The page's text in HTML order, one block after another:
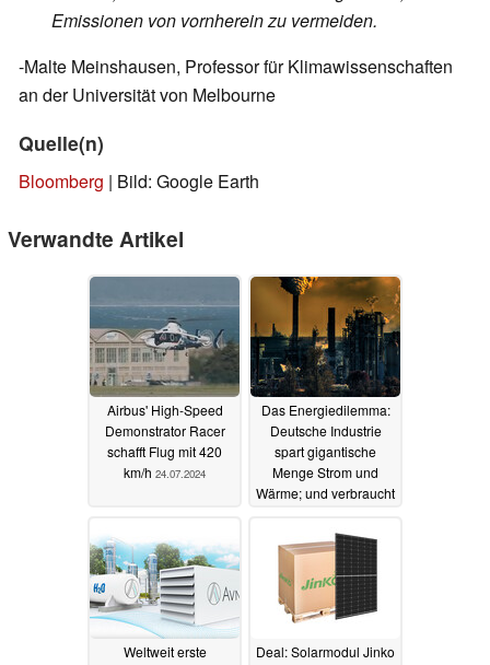
Emissionen von vornherein zu vermeiden.
-Malte Meinshausen, Professor für Klimawissenschaften
an der Universität von Melbourne
Quelle(n)
Bloomberg | Bild: Google Earth
Verwandte Artikel
Airbus' High-Speed
Demonstrator Racer
schafft Flug mit 420
km/h 24.07.2024
Das Energiedilemma:
Deutsche Industrie
spart gigantische
Menge Strom und
Wärme; und verbraucht
Weltweit erste
Deal: Solarmodul Jinko